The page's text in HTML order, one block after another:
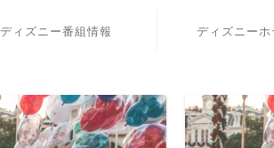
ディズニー番組情報 ディズニーホ